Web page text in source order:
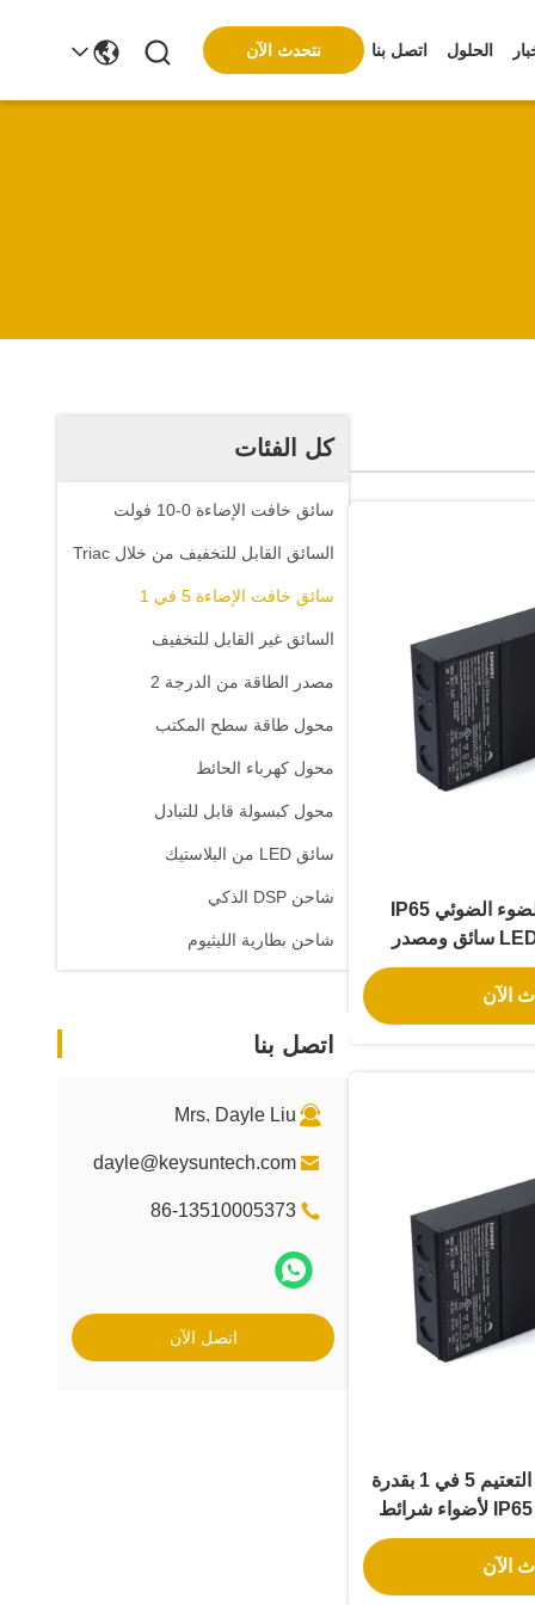
الحلول اتصل بنا نتحدث الآن
كل الفئات
سائق خافت الإضاءة 0-10 فولت
السائق القابل للتخفيف من خلال Triac
سائق خافت الإضاءة 5 في 1
السائق غير القابل للتخفيف
مصدر الطاقة من الدرجة 2
محول طاقة سطح المكتب
محول كهرباء الحائط
محول كبسولة قابل للتبادل
سائق LED من البلاستيك
شاحن DSP الذكي
شاحن بطارية الليثيوم
اتصل بنا
Mrs. Dayle Liu
dayle@keysuntech.com
86-13510005373
اتصل الآن
240W 5 في 1 الضوء الضوئي IP65
تصنيف مصابيح LED سائق ومصدر
الآن
محرك LED بتقنية التعتيم 5 في 1 بقدرة
384 واط بتصنيف IP65 لأضواء شرائط
الآن